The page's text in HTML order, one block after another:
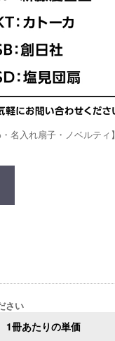
名入れ扇子・ノベルティ】
さい
1冊あたりの単価